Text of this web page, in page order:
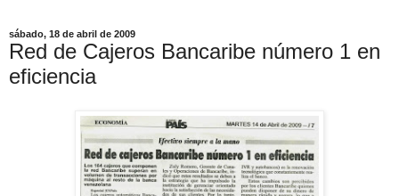
sábado, 18 de abril de 2009
Red de Cajeros Bancaribe número 1 en
eficiencia